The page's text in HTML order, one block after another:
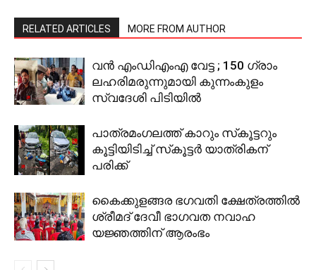
RELATED ARTICLES MORE FROM AUTHOR
വന്‍ എംഡിഎംഎ വേട്ട ; 150 ഗ്രാം
ലഹരിമരുന്നുമായി കുന്നംകുളം
സ്വദേശി പിടിയില്‍
പാത്രമംഗലത്ത് കാറും സ്‌കൂട്ടറും
കൂട്ടിയിടിച്ച് സ്‌കൂട്ടര്‍ യാത്രികന്
പരിക്ക്
കൈക്കുളങ്ങര ഭഗവതി ക്ഷേത്രത്തില്‍
ശ്രീമദ് ദേവീ ഭാഗവത നവാഹ
യജ്ഞത്തിന് ആരംഭം